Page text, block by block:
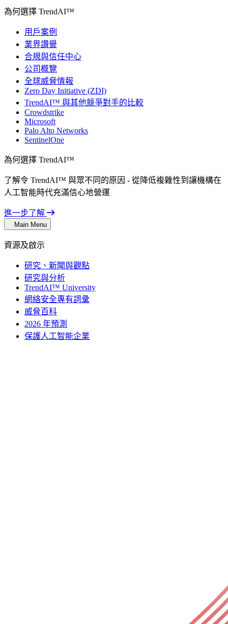
為何選擇 TrendAI™
用戶案例
業界讚譽
合規與信任中心
公司概覽
全球威脅情報
Zero Day Initiative (ZDI)
TrendAI™ 與其他競爭對手的比較
Crowdstrike
Microsoft
Palo Alto Networks
SentinelOne
為何選擇 TrendAI™
了解令 TrendAI™ 與眾不同的原因 - 從降低複雜性到讓機構在
人工智能時代充滿信心地營運
進一步了解
Main Menu
資源及啟示
研究、新聞與觀點
研究與分析
TrendAI™ University
網絡安全專有詞彙
威脅百科
2026 年預測
保護人工智能企業